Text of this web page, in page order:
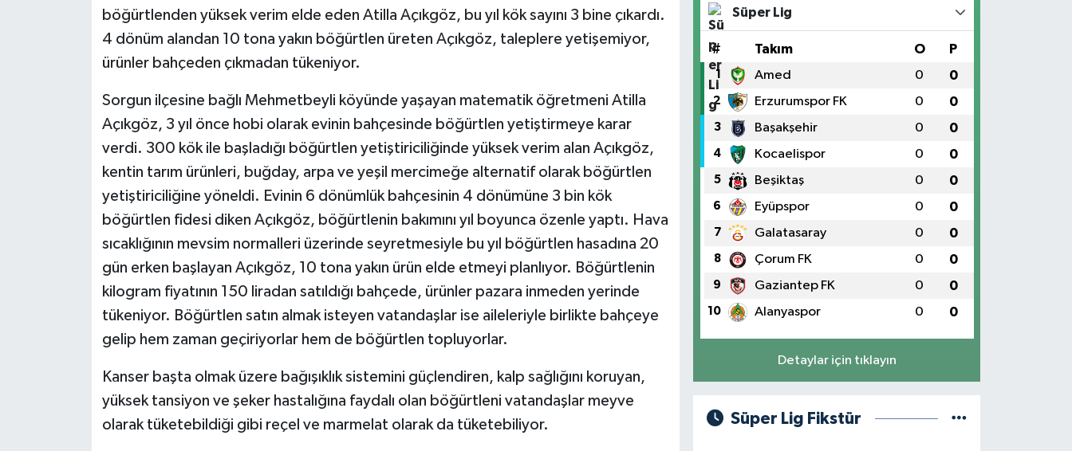
böğürtlenden yüksek verim elde eden Atilla Açıkgöz, bu yıl kök sayını 3 bine çıkardı.
4 dönüm alandan 10 tona yakın böğürtlen üreten Açıkgöz, taleplere yetişemiyor,
ürünler bahçeden çıkmadan tükeniyor.
Sorgun ilçesine bağlı Mehmetbeyli köyünde yaşayan matematik öğretmeni Atilla
Açıkgöz, 3 yıl önce hobi olarak evinin bahçesinde böğürtlen yetiştirmeye karar
verdi. 300 kök ile başladığı böğürtlen yetiştiriciliğinde yüksek verim alan Açıkgöz,
kentin tarım ürünleri, buğday, arpa ve yeşil mercimeğe alternatif olarak böğürtlen
yetiştiriciliğine yöneldi. Evinin 6 dönümlük bahçesinin 4 dönümüne 3 bin kök
böğürtlen fidesi diken Açıkgöz, böğürtlenin bakımını yıl boyunca özenle yaptı. Hava
sıcaklığının mevsim normalleri üzerinde seyretmesiyle bu yıl böğürtlen hasadına 20
gün erken başlayan Açıkgöz, 10 tona yakın ürün elde etmeyi planlıyor. Böğürtlenin
kilogram fiyatının 150 liradan satıldığı bahçede, ürünler pazara inmeden yerinde
tükeniyor. Böğürtlen satın almak isteyen vatandaşlar ise aileleriyle birlikte bahçeye
gelip hem zaman geçiriyorlar hem de böğürtlen topluyorlar.
Kanser başta olmak üzere bağışıklık sistemini güçlendiren, kalp sağlığını koruyan,
yüksek tansiyon ve şeker hastalığına faydalı olan böğürtleni vatandaşlar meyve
olarak tüketebildiği gibi reçel ve marmelat olarak da tüketebiliyor.
Süper Lig
# Takım O P
1 Amed 0 0
2 Erzurumspor FK 0 0
3 Başakşehir 0 0
4 Kocaelispor 0 0
5 Beşiktaş 0 0
6 Eyüpspor 0 0
7 Galatasaray 0 0
8 Çorum FK 0 0
9 Gaziantep FK 0 0
10 Alanyaspor 0 0
Detaylar için tıklayın
Süper Lig Fikstür